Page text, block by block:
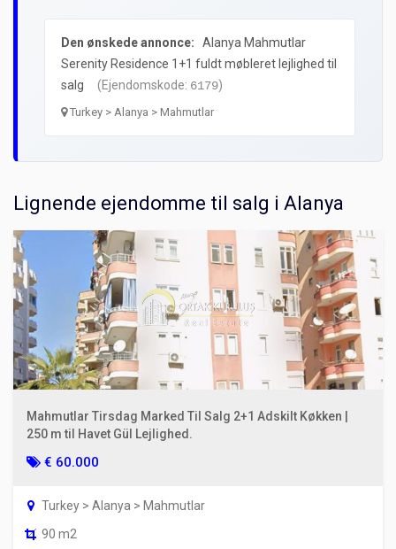
Den ønskede annonce:
Alanya Mahmutlar
Serenity Residence 1+1 fuldt møbleret lejlighed til
salg
(Ejendomskode: 6179)
Turkey > Alanya > Mahmutlar
Lignende ejendomme til salg i Alanya
Mahmutlar Tirsdag Marked Til Salg 2+1 Adskilt Køkken |
250 m til Havet Gül Lejlighed.
€ 60.000
Turkey > Alanya > Mahmutlar
90 m2